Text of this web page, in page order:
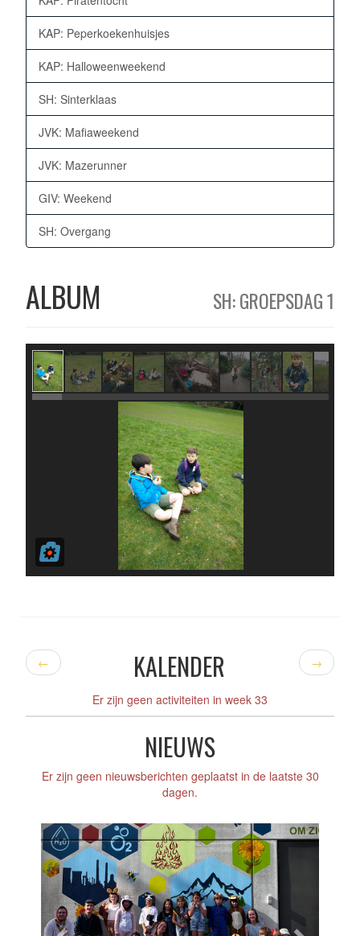
KAP: Peperkoekenhuisjes
KAP: Halloweenweekend
SH: Sinterklaas
JVK: Mafiaweekend
JVK: Mazerunner
GIV: Weekend
SH: Overgang
ALBUM SH: GROEPSDAG 1
← KALENDER →
Er zijn geen activiteiten in week 33
NIEUWS
Er zijn geen nieuwsberichten geplaatst in de laatste 30
dagen.